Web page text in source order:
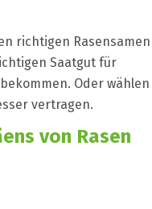
richtigen Rasensamen
Saatgut für
Oder wählen
vertragen.
von Rasen